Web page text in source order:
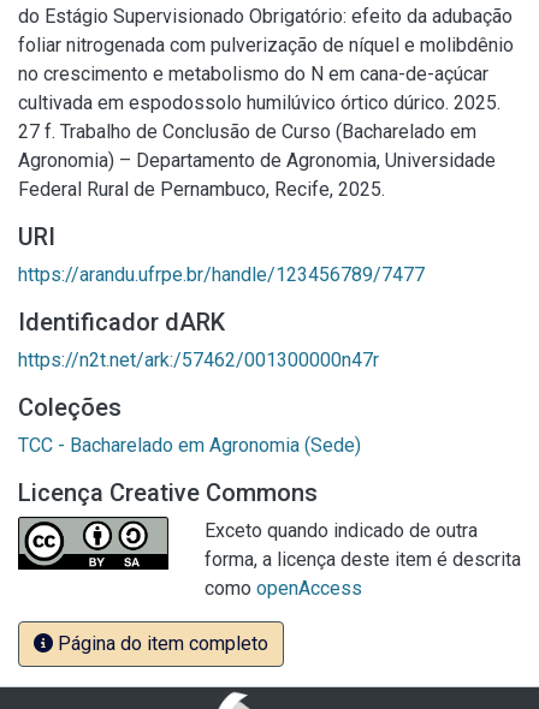
do Estágio Supervisionado Obrigatório: efeito da adubação
foliar nitrogenada com pulverização de níquel e molibdênio
no crescimento e metabolismo do N em cana-de-açúcar
cultivada em espodossolo humilúvico órtico dúrico. 2025.
27 f. Trabalho de Conclusão de Curso (Bacharelado em
Agronomia) – Departamento de Agronomia, Universidade
Federal Rural de Pernambuco, Recife, 2025.
URI
https://arandu.ufrpe.br/handle/123456789/7477
Identificador dARK
https://n2t.net/ark:/57462/001300000n47r
Coleções
TCC - Bacharelado em Agronomia (Sede)
Licença Creative Commons
Exceto quando indicado de outra
forma, a licença deste item é descrita
como openAccess
Página do item completo